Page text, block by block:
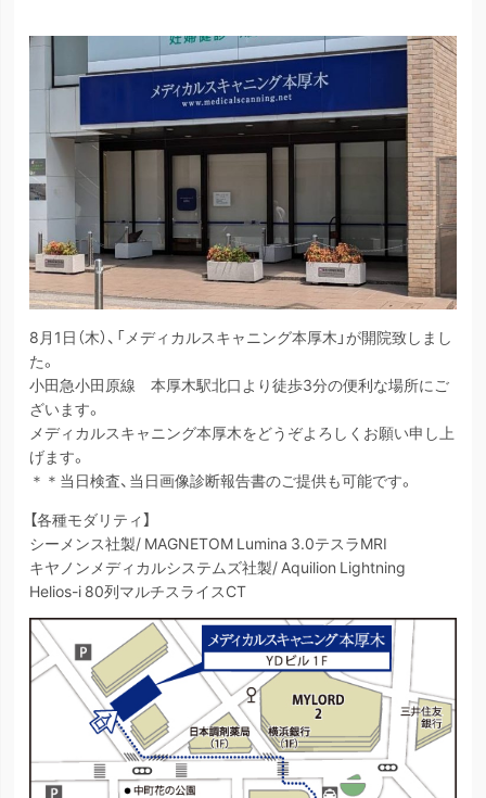
8月1日（木）、「メディカルスキャニング本厚木」が開院致しまし
た。
小田急小田原線 本厚木駅北口より徒歩3分の便利な場所にご
ざいます。
メディカルスキャニング本厚木をどうぞよろしくお願い申し上
げます。
＊＊当日検査、当日画像診断報告書のご提供も可能です。
【各種モダリティ】
シーメンス社製/ MAGNETOM Lumina 3.0テスラMRI
キヤノンメディカルシステムズ社製/ Aquilion Lightning
Helios-i 80列マルチスライスCT